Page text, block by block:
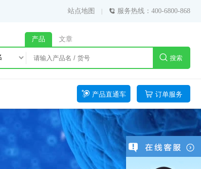
站点地图 服务热线：400-6800-868
产品 文章
搜索
产品直通车 订单服务